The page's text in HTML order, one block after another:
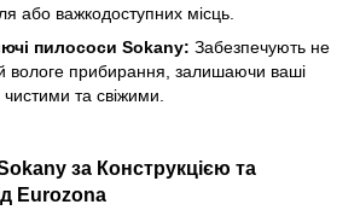
або важкодоступних місць.
пилососи Sokany: Забезпечують не
вологе прибирання, залишаючи ваші
чистими та свіжими.
за Конструкцією та
Eurozona